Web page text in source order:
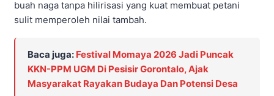
buah naga tanpa hilirisasi yang kuat membuat petani
sulit memperoleh nilai tambah.
Baca juga: Festival Momaya 2026 Jadi Puncak
KKN-PPM UGM Di Pesisir Gorontalo, Ajak
Masyarakat Rayakan Budaya Dan Potensi Desa